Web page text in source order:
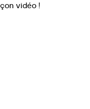
vidéo !